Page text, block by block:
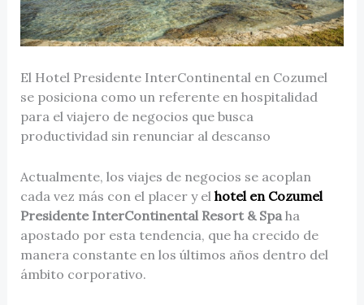
El Hotel Presidente InterContinental en Cozumel
se posiciona como un referente en hospitalidad
para el viajero de negocios que busca
productividad sin renunciar al descanso
Actualmente, los viajes de negocios se acoplan
cada vez más con el placer y el hotel en Cozumel
Presidente InterContinental Resort & Spaha
apostado por esta tendencia, que ha crecido de
manera constante en los últimos años dentro del
ámbito corporativo.